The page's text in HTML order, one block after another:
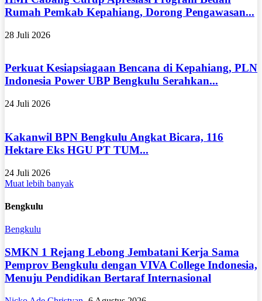
Rumah Pemkab Kepahiang, Dorong Pengawasan...
28 Juli 2026
Perkuat Kesiapsiagaan Bencana di Kepahiang, PLN
Indonesia Power UBP Bengkulu Serahkan...
24 Juli 2026
Kakanwil BPN Bengkulu Angkat Bicara, 116
Hektare Eks HGU PT TUM...
24 Juli 2026
Muat lebih banyak
Bengkulu
Bengkulu
SMKN 1 Rejang Lebong Jembatani Kerja Sama
Pemprov Bengkulu dengan VIVA College Indonesia,
Menuju Pendidikan Bertaraf Internasional